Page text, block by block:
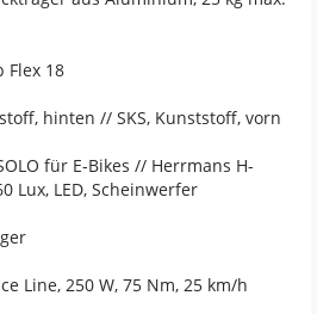
Flex 18
hinten // SKS, Kunststoff, vorn
für E-Bikes // Herrmans H-
Lux, LED, Scheinwerfer
Line, 250 W, 75 Nm, 25 km/h